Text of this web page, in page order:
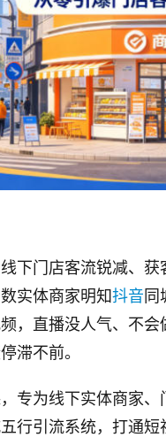
下门店客流锐减、
实体商家明知抖音同
，直播没人气、不
滞不前。
专为线下实体商家
行引流系统，打通